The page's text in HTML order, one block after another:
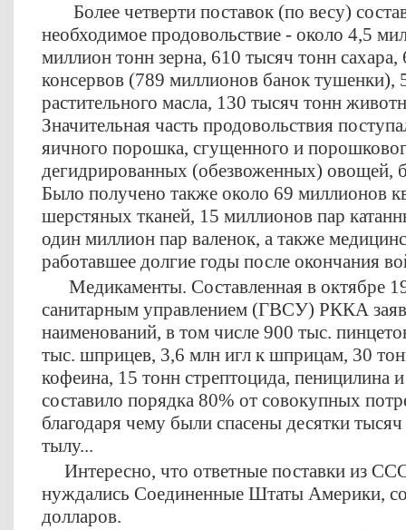
Более четверти поставок (по весу)
необходимое продовольствие - около 4,5
миллион тонн зерна, 610 тысяч тонн
консервов (789 миллионов банок тушенки),
растительного масла, 130 тысяч тонн
Значительная часть продовольствия
яичного порошка, сгущенного и
дегидрированных (обезвоженных) овощей,
Было получено также около 69 миллионов
шерстяных тканей, 15 миллионов пар
один миллион пар валенок, а также
работавшее долгие годы после окончания
Медикаменты. Составленная в октябре
санитарным управлением (ГВСУ) РККА
наименований, в том числе 900 тыс.
тыс. шприцев, 3,6 млн игл к шприцам, 30
кофеина, 15 тонн стрептоцида, пеницилина
составило порядка 80% от совокупных
благодаря чему были спасены десятки
тылу...
Интересно, что ответные поставки из
нуждались Соединенные Штаты Америки,
долларов.